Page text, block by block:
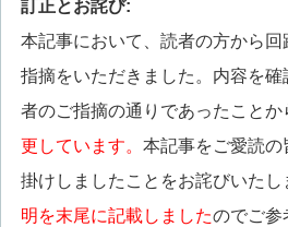
訂正とお詫び:
本記事において、読者の方から
指摘をいただきました。内容を
者のご指摘の通りであったことか
更しています。 本記事をご愛読
掛けしましたことをお詫びいたし
明を末尾に記載しましたのでご参